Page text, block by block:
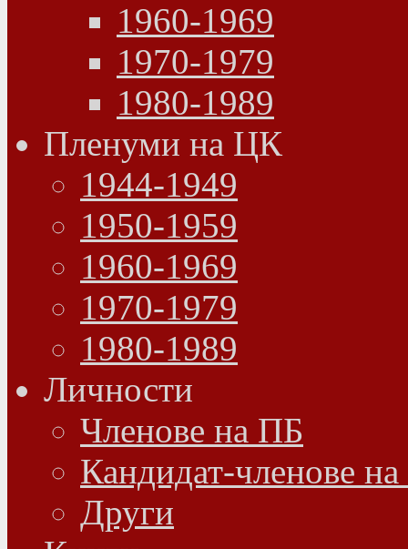
1960-1969
1970-1979
1980-1989
Пленуми на ЦК
1944-1949
1950-1959
1960-1969
1970-1979
1980-1989
Личности
Членове на ПБ
Кандидат-членове
Други